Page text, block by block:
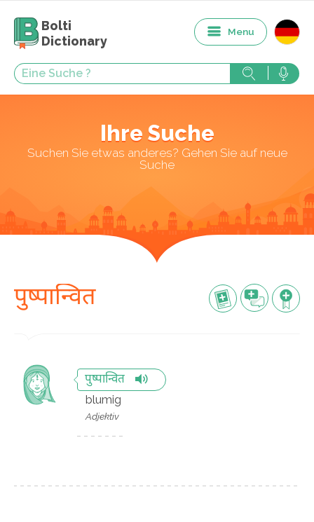
Bolti
Dictionary
Menu
Ihre Suche
Suchen Sie etwas anderes? Gehen Sie auf neue
Suche
पुष्पान्वित
पुष्पान्वित
blumig
Adjektiv